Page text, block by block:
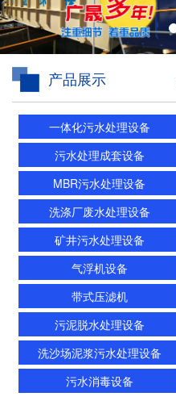
产品展示
一体化污水处理设备
污水处理成套设备
MBR污水处理设备
洗涤厂废水处理设备
矿井污水处理设备
气浮机设备
带式压滤机
污泥脱水处理设备
洗沙场泥浆污水处理设备
污水消毒设备